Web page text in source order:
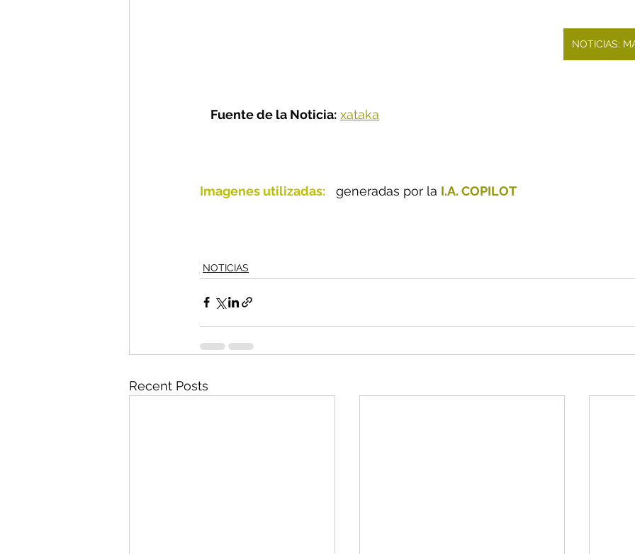
NOTICIAS:
Fuente de la Noticia: xataka
Imagenes utilizadas:
  generadas por la
I.A. COPILOT
NOTICIAS
Recent Posts